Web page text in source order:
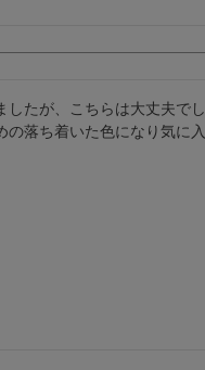
たが、こちらは大丈夫でし
落ち着いた色になり気に入